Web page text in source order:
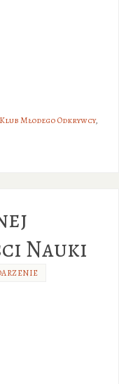
Klub Młodego Odkrywcy,
Nauki